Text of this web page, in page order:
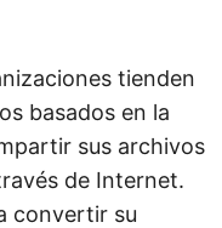
tienden
basados en la
sus archivos
de Internet.
convertir su